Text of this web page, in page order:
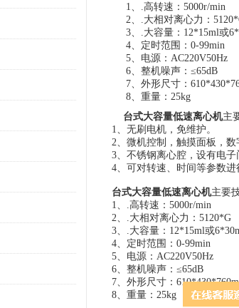
1、.高转速：5000r/min
2、.大相对离心力：
3、.大容量：12*15ml或
4、定时范围：0-99min
5、电源：AC220V50Hz
6、整机噪声：≤65dB
7、外形尺寸：
8、重量：25kg
台式大容量低速离心机主
1、无刷电机，免维护。
2、微机控制，触摸面板，
3、不锈钢离心腔，设有电子
4、可对转速、时间等参数进
台式大容量低速离心机主要
1、.高转速：5000r/min
2、.大相对离心力：5120*G
3、.大容量：12*15ml或
4、定时范围：0-99min
5、电源：AC220V50Hz
6、整机噪声：≤65dB
7、外形尺寸：
8、重量：25kg